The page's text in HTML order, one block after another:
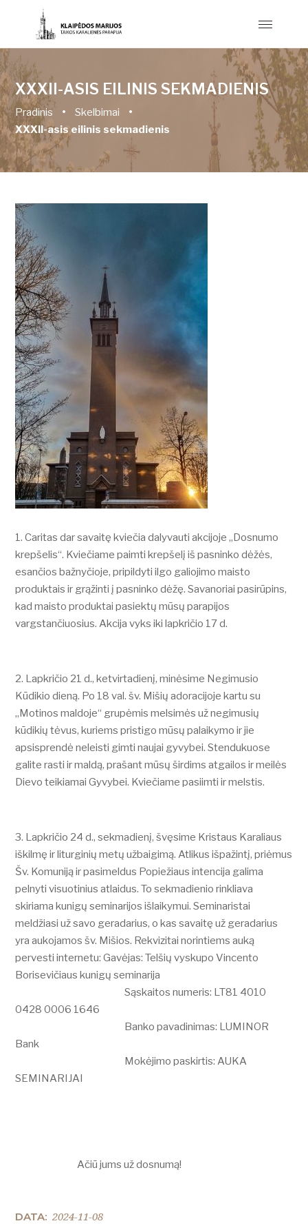
XXXII-ASIS EILINIS SEKMADIENIS
Pradinis • Skelbimai
•
XXXII-asis eilinis sekmadienis
Caritas dar savaitę kviečia dalyvauti akcijoje „Dosnumo
krepšelis“. Kviečiame paimti krepšelį iš pasninko dėžės,
esančios bažnyčioje, pripildyti ilgo galiojimo maisto
produktais ir grąžinti į pasninko dėžę. Savanoriai pasirūpins,
kad maisto produktai pasiektų mūsų parapijos
vargstančiuosius. Akcija vyks iki lapkričio 17 d.
Lapkričio 21 d., ketvirtadienį, minėsime Negimusio
Kūdikio dieną. Po 18 val. šv. Mišių adoracijoje kartu su
„Motinos maldoje“ grupėmis melsimės už negimusių
kūdikių tėvus, kuriems pristigo mūsų palaikymo ir jie
apsisprendė neleisti gimti naujai gyvybei. Stendukuose
galite rasti ir maldą, prašant mūsų širdims atgailos ir meilės
Dievo teikiamai Gyvybei. Kviečiame pasiimti ir melstis.
Lapkričio 24 d., sekmadienį, švęsime Kristaus Karaliaus
iškilmę ir liturginių metų užbaigimą. Atlikus išpažintį, priėmus
Šv. Komuniją ir pasimeldus Popiežiaus intencija galima
pelnyti visuotinius atlaidus. To sekmadienio rinkliava
skiriama kunigų seminarijos išlaikymui. Seminaristai
meldžiasi už savo geradarius, o kas savaitę už geradarius
yra aukojamos šv. Mišios. Rekvizitai norintiems auką
pervesti internetu: Gavėjas: Telšių vyskupo Vincento
Borisevičiaus kunigų seminarija
Sąskaitos numeris: LT81 4010
0428 0006 1646
Banko pavadinimas: LUMINOR
Bank
Mokėjimo paskirtis: AUKA
SEMINARIJAI
Ačiū jums už dosnumą!
DATA: 2024-11-08